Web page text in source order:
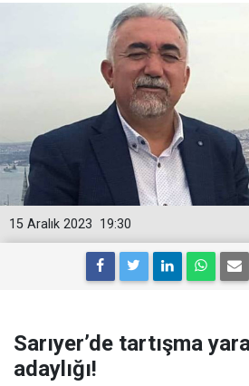
19:30
15 Aralık 2023
Sarıyer’de tartışma
adaylığı!